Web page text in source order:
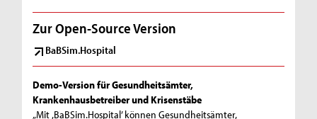
Zur Open-Source Version
BaBSim.Hospital
Demo-Version für Gesundheitsämter,
Krankenhausbetreiber und Krisenstäbe
„Mit ,BaBSim.Hospital’ können Gesundheitsämter,